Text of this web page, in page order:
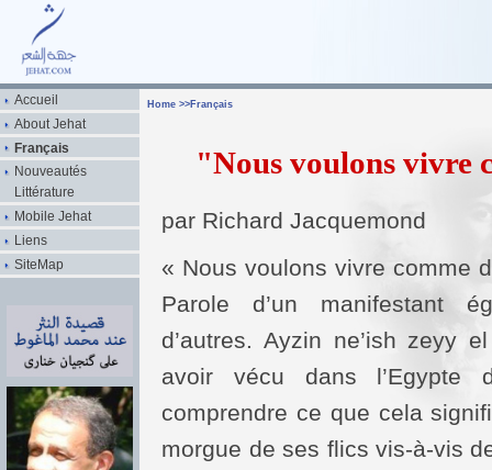
Accueil
About Jehat
Français
Nouveautés
Littérature
Mobile Jehat
Liens
SiteMap
Home >> Français
"Nous voulons vivre
par Richard Jacquemond
« Nous voulons vivre comme
Parole d’un manifestant
d’autres. Ayzin ne’ish zeyy
avoir vécu dans l’Egypte
comprendre ce que cela
morgue de ses flics vis-à-vis